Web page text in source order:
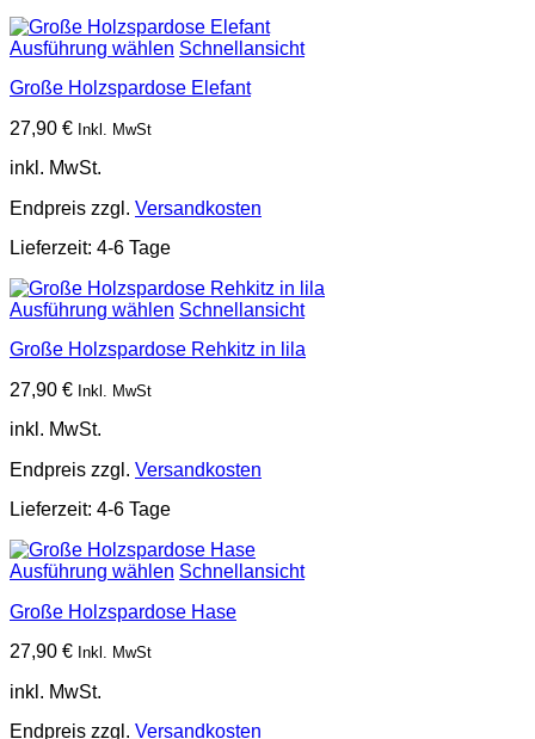
Ausführung wählen Schnellansicht
Große Holzspardose Elefant
27,90 € Inkl. MwSt
inkl. MwSt.
Endpreis zzgl. Versandkosten
Lieferzeit: 4-6 Tage
Ausführung wählen Schnellansicht
Große Holzspardose Rehkitz in lila
27,90 € Inkl. MwSt
inkl. MwSt.
Endpreis zzgl. Versandkosten
Lieferzeit: 4-6 Tage
Ausführung wählen Schnellansicht
Große Holzspardose Hase
27,90 € Inkl. MwSt
inkl. MwSt.
Endpreis zzgl. Versandkosten